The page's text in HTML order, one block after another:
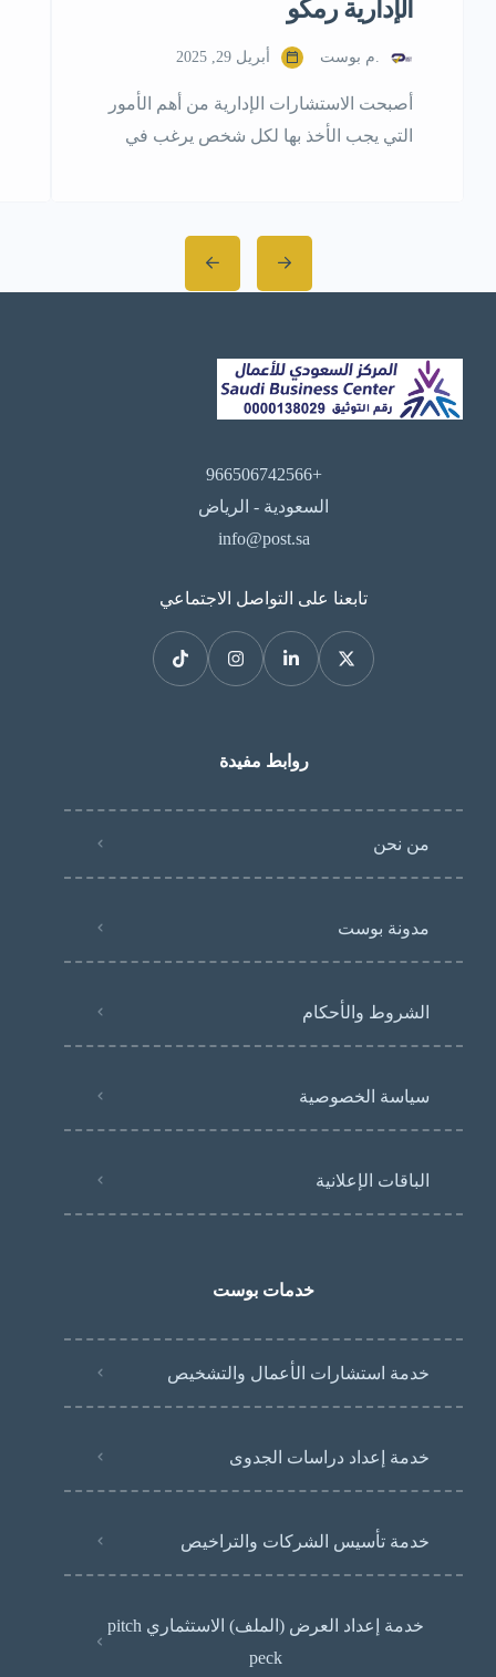
الإدارية رمكو
.م بوست أبريل 29, 2025
أصبحت الاستشارات الإدارية من أهم الأمور
التي يجب الأخذ بها لكل شخص يرغب في
الاستشارات الإدارية والتدريب والتطوير
والتحليل والاستثمار يعد أمراً ضرورياً، وهذا
ما ستجده في شركة تأملات للاستشارات
في هذا المجال، والتي تعمل وفق أهداف
[…]
+966506742566
السعودية - الرياض
info@post.sa
تابعنا على التواصل الاجتماعي
روابط مفيدة
من نحن
مدونة بوست
الشروط والأحكام
سياسة الخصوصية
الباقات الإعلانية
خدمات بوست
خدمة استشارات الأعمال والتشخيص
خدمة إعداد دراسات الجدوى
خدمة تأسيس الشركات والتراخيص
خدمة إعداد العرض (الملف) الاستثماري pitch
peck